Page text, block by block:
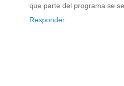
que parte del programa se
Responder